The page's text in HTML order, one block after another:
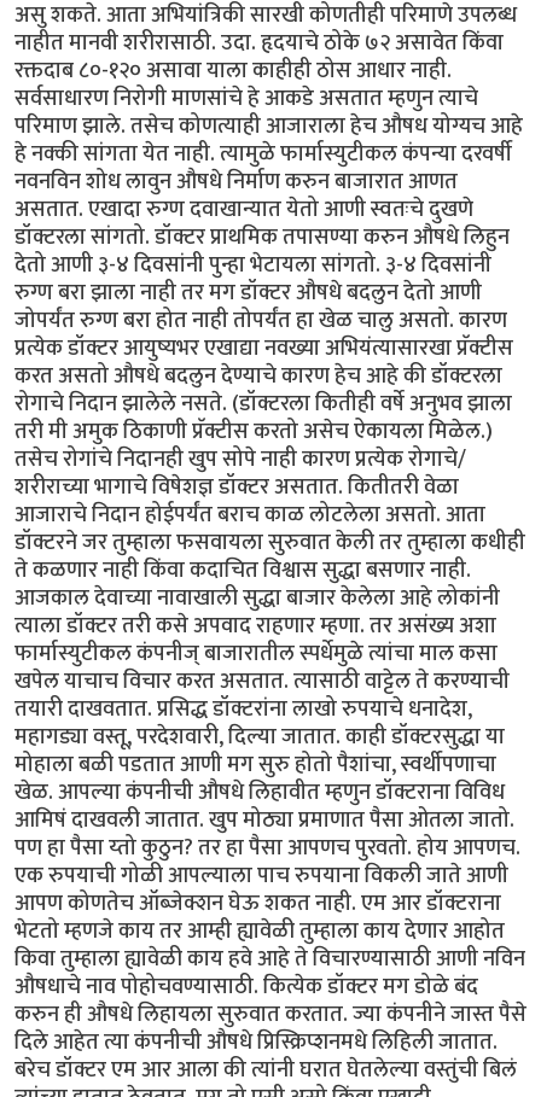
असु शकते. आता अभियांत्रिकी सारखी कोणतीही परिमाणे उपलब्ध
नाहीत मानवी शरीरासाठी. उदा. हृदयाचे ठोके ७२ असावेत किंवा
रक्तदाब ८०-१२० असावा याला काहीही ठोस आधार नाही.
सर्वसाधारण निरोगी माणसांचे हे आकडे असतात म्हणुन त्याचे
परिमाण झाले. तसेच कोणत्याही आजाराला हेच औषध योग्यच आहे
हे नक्की सांगता येत नाही. त्यामुळे फार्मास्युटीकल कंपन्या दरवर्षी
नवनविन शोध लावुन औषधे निर्माण करुन बाजारात आणत
असतात. एखादा रुग्ण दवाखान्यात येतो आणी स्वतःचे दुखणे
डॉक्टरला सांगतो. डॉक्टर प्राथमिक तपासण्या करुन औषधे लिहुन
देतो आणी ३-४ दिवसांनी पुन्हा भेटायला सांगतो. ३-४ दिवसांनी
रुग्ण बरा झाला नाही तर मग डॉक्टर औषधे बदलुन देतो आणी
जोपर्यंत रुग्ण बरा होत नाही तोपर्यंत हा खेळ चालु असतो. कारण
प्रत्येक डॉक्टर आयुष्यभर एखाद्या नवख्या अभियंत्यासारखा प्रॅक्टीस
करत असतो औषधे बदलुन देण्याचे कारण हेच आहे की डॉक्टरला
रोगाचे निदान झालेले नसते. (डॉक्टरला कितीही वर्षे अनुभव झाला
तरी मी अमुक ठिकाणी प्रॅक्टीस करतो असेच ऐकायला मिळेल.)
तसेच रोगांचे निदानही खुप सोपे नाही कारण प्रत्येक रोगाचे/
शरीराच्या भागाचे विषेशज्ञ डॉक्टर असतात. कितीतरी वेळा
आजाराचे निदान होईपर्यंत बराच काळ लोटलेला असतो. आता
डॉक्टरने जर तुम्हाला फसवायला सुरुवात केली तर तुम्हाला कधीही
ते कळणार नाही किंवा कदाचित विश्वास सुद्धा बसणार नाही.
आजकाल देवाच्या नावाखाली सुद्धा बाजार केलेला आहे लोकांनी
त्याला डॉक्टर तरी कसे अपवाद राहणार म्हणा. तर असंख्य अशा
फार्मास्युटीकल कंपनीज् बाजारातील स्पर्धेमुळे त्यांचा माल कसा
खपेल याचाच विचार करत असतात. त्यासाठी वाट्टेल ते करण्याची
तयारी दाखवतात. प्रसिद्ध डॉक्टरांना लाखो रुपयाचे धनादेश,
महागड्या वस्तू, परदेशवारी, दिल्या जातात. काही डॉक्टरसुद्धा या
मोहाला बळी पडतात आणी मग सुरु होतो पैशांचा, स्वर्थीपणाचा
खेळ. आपल्या कंपनीची औषधे लिहावीत म्हणुन डॉक्टराना विविध
आमिषं दाखवली जातात. खुप मोठ्या प्रमाणात पैसा ओतला जातो.
पण हा पैसा य्तो कुठुन? तर हा पैसा आपणच पुरवतो. होय आपणच.
एक रुपयाची गोळी आपल्याला पाच रुपयाना विकली जाते आणी
आपण कोणतेच ऑब्जेक्शन घेऊ शकत नाही. एम आर डॉक्टराना
भेटतो म्हणजे काय तर आम्ही ह्यावेळी तुम्हाला काय देणार आहोत
किवा तुम्हाला ह्यावेळी काय हवे आहे ते विचारण्यासाठी आणी नविन
औषधाचे नाव पोहोचवण्यासाठी. कित्येक डॉक्टर मग डोळे बंद
करुन ही औषधे लिहायला सुरुवात करतात. ज्या कंपनीने जास्त पैसे
दिले आहेत त्या कंपनीची औषधे प्रिस्क्रिप्शनमधे लिहिली जातात.
बरेच डॉक्टर एम आर आला की त्यांनी घरात घेतलेल्या वस्तुंची बिलं